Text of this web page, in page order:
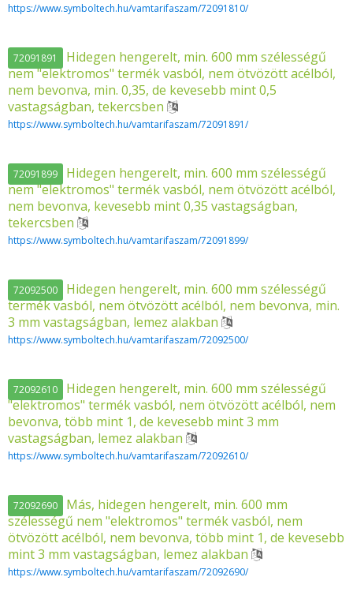
https://www.symboltech.hu/vamtarifaszam/72091810/
72091891
Hidegen hengerelt, min. 600 mm szélességű
nem "elektromos" termék vasból, nem ötvözött acélból,
nem bevonva, min. 0,35, de kevesebb mint 0,5
vastagságban, tekercsben
https://www.symboltech.hu/vamtarifaszam/72091891/
72091899
Hidegen hengerelt, min. 600 mm szélességű
nem "elektromos" termék vasból, nem ötvözött acélból,
nem bevonva, kevesebb mint 0,35 vastagságban,
tekercsben
https://www.symboltech.hu/vamtarifaszam/72091899/
72092500
Hidegen hengerelt, min. 600 mm szélességű
termék vasból, nem ötvözött acélból, nem bevonva, min.
3 mm vastagságban, lemez alakban
https://www.symboltech.hu/vamtarifaszam/72092500/
72092610
Hidegen hengerelt, min. 600 mm szélességű
"elektromos" termék vasból, nem ötvözött acélból, nem
bevonva, több mint 1, de kevesebb mint 3 mm
vastagságban, lemez alakban
https://www.symboltech.hu/vamtarifaszam/72092610/
72092690
Más, hidegen hengerelt, min. 600 mm
szélességű nem "elektromos" termék vasból, nem
ötvözött acélból, nem bevonva, több mint 1, de kevesebb
mint 3 mm vastagságban, lemez alakban
https://www.symboltech.hu/vamtarifaszam/72092690/